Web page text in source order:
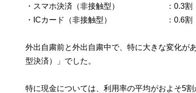
・スマホ決済（非接触型） ：0.3割
・ICカード（非接触型） ：0.6割
外出自粛前と外出自粛中で、特に大きな変化が
型決済）」でした。
特に現金については、利用率の平均がおよそ5